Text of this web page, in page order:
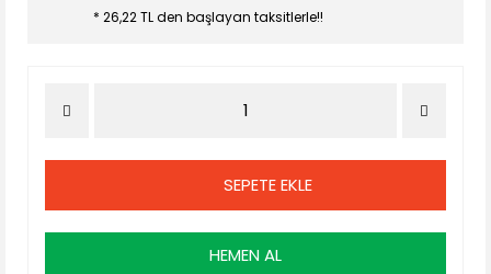
* 26,22 TL den başlayan taksitlerle!!
SEPETE EKLE
HEMEN AL